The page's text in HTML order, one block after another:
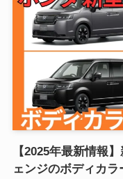
【2025年最新情報
ェンジのボディカ